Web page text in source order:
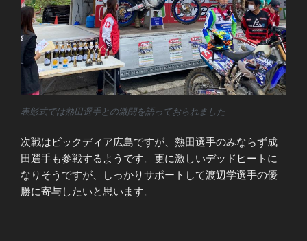
表彰式では熱田選手との激闘を語っておられました
次戦はビックディア広島ですが、熱田選手のみならず成
田選手も参戦するようです。更に激しいデッドヒートに
なりそうですが、しっかりサポートして渡辺学選手の優
勝に寄与したいと思います。